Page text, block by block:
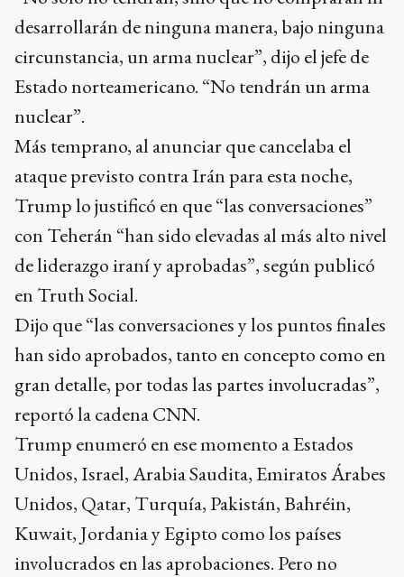
desarrollarán de ninguna manera, bajo ninguna
circunstancia, un arma nuclear”, dijo el jefe de
Estado norteamericano. “No tendrán un arma
nuclear”.
Más temprano, al anunciar que cancelaba el
ataque previsto contra Irán para esta noche,
Trump lo justificó en que “las conversaciones”
con Teherán “han sido elevadas al más alto nivel
de liderazgo iraní y aprobadas”, según publicó
en Truth Social.
Dijo que “las conversaciones y los puntos finales
han sido aprobados, tanto en concepto como en
gran detalle, por todas las partes involucradas”,
reportó la cadena CNN.
Trump enumeró en ese momento a Estados
Unidos, Israel, Arabia Saudita, Emiratos Árabes
Unidos, Qatar, Turquía, Pakistán, Bahréin,
Kuwait, Jordania y Egipto como los países
involucrados en las aprobaciones. Pero no